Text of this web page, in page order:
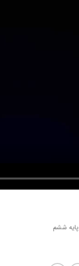
پایه ششم